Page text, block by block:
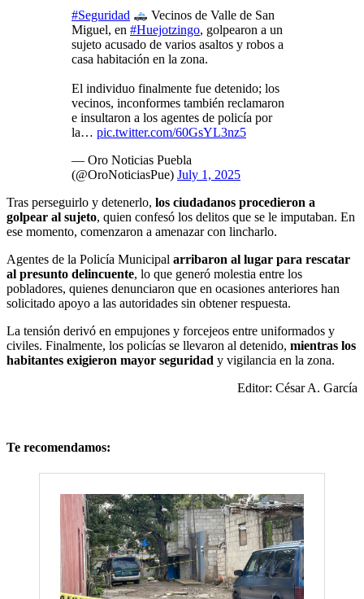
#Seguridad
Vecinos de Valle de San
Miguel, en #Huejotzingo, golpearon a un
sujeto acusado de varios asaltos y robos a
casa habitación en la zona.
El individuo finalmente fue detenido; los
vecinos, inconformes también reclamaron
e insultaron a los agentes de policía por
la… pic.twitter.com/60GsYL3nz5
— Oro Noticias Puebla
(@OroNoticiasPue) July 1, 2025
Tras perseguirlo y detenerlo, los ciudadanos procedieron a
golpear al sujeto, quien confesó los delitos que se le imputaban. En
ese momento, comenzaron a amenazar con lincharlo.
Agentes de la Policía Municipal arribaron al lugar para rescatar
al presunto delincuente, lo que generó molestia entre los
pobladores, quienes denunciaron que en ocasiones anteriores han
solicitado apoyo a las autoridades sin obtener respuesta.
La tensión derivó en empujones y forcejeos entre uniformados y
civiles. Finalmente, los policías se llevaron al detenido, mientras los
habitantes exigieron mayor seguridad y vigilancia en la zona.
Editor: César A. García
Te recomendamos: